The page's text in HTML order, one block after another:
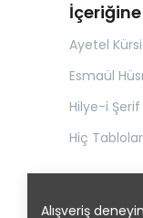
Alışveriş
Ayetel
Esmaül
Hilye-i Şerif
Hiç